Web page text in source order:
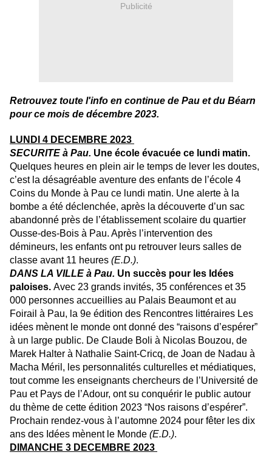
Publicité
Retrouvez toute l'info en continue de Pau et du Béarn
pour ce mois de décembre 2023.
LUNDI 4 DECEMBRE 2023
SECURITE à Pau. Une école évacuée ce lundi matin.
Quelques heures en plein air le temps de lever les doutes,
c’est la désagréable aventure des enfants de l’école 4
Coins du Monde à Pau ce lundi matin. Une alerte à la
bombe a été déclenchée, après la découverte d’un sac
abandonné près de l’établissement scolaire du quartier
Ousse-des-Bois à Pau. Après l’intervention des
démineurs, les enfants ont pu retrouver leurs salles de
classe avant 11 heures (E.D.).
DANS LA VILLE à Pau. Un succès pour les Idées
paloises. Avec 23 grands invités, 35 conférences et 35
000 personnes accueillies au Palais Beaumont et au
Foirail à Pau, la 9e édition des Rencontres littéraires Les
idées mènent le monde ont donné des “raisons d’espérer”
à un large public. De Claude Boli à Nicolas Bouzou, de
Marek Halter à Nathalie Saint-Cricq, de Joan de Nadau à
Macha Méril, les personnalités culturelles et médiatiques,
tout comme les enseignants chercheurs de l’Université de
Pau et Pays de l’Adour, ont su conquérir le public autour
du thème de cette édition 2023 “Nos raisons d’espérer”.
Prochain rendez-vous à l’automne 2024 pour fêter les dix
ans des Idées mènent le Monde (E.D.).
DIMANCHE 3 DECEMBRE 2023